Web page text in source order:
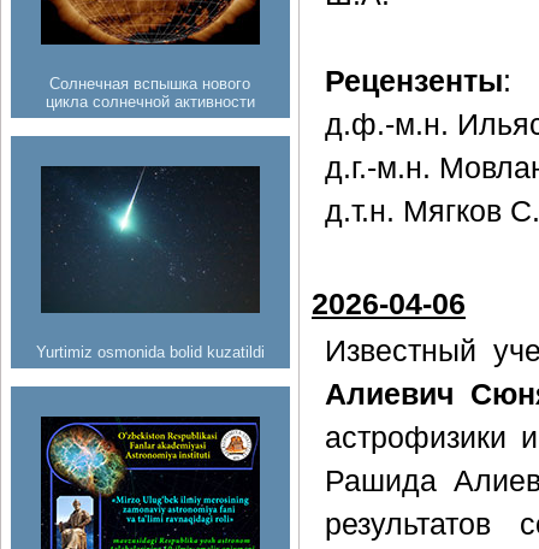
Солнечная вспышка нового
цикла солнечной активности
Yurtimiz osmonida bolid kuzatildi
Рецензенты:
д.ф.-м.н.
д.г.-м.н.
д.т.н. Мягков
2026-04-06
Известный
Алиевич
астрофизики
Рашида
результатов